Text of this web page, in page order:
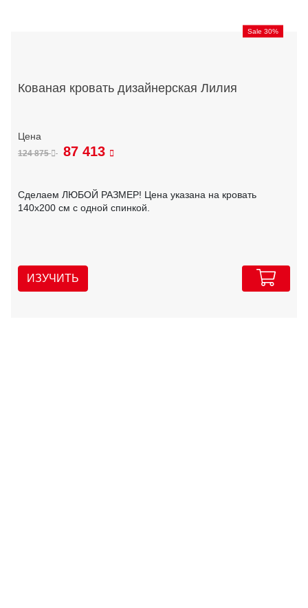
Sale 30%
Кованая кровать дизайнерская Лилия
124 875 87 413
Сделаем ЛЮБОЙ РАЗМЕР! Цена указана на кровать
140х200 см с одной спинкой.
ИЗУЧИТЬ